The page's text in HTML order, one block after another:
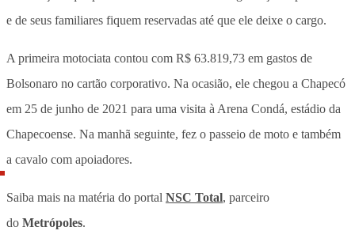
e de seus familiares fiquem reservadas até que ele deixe o cargo.
A primeira motociata contou com R$ 63.819,73 em gastos de
Bolsonaro no cartão corporativo. Na ocasião, ele chegou a Chapecó
em 25 de junho de 2021 para uma visita à Arena Condá, estádio da
Chapecoense. Na manhã seguinte, fez o passeio de moto e também
a cavalo com apoiadores.
Saiba mais na matéria do portal NSC Total, parceiro
do Metrópoles.